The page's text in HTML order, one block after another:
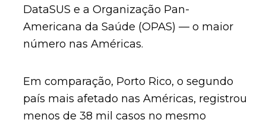
DataSUS e a Organização Pan-
Americana da Saúde (OPAS) — o maior
número nas Américas.
Em comparação, Porto Rico, o segundo
país mais afetado nas Américas, registrou
menos de 38 mil casos no mesmo